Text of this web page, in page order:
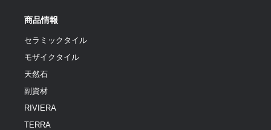
商品情報
セラミックタイル
モザイクタイル
天然石
副資材
RIVIERA
TERRA